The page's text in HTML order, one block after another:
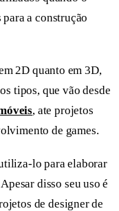
a construção
2D quanto em 3D,
tipos, que vão desde
, ate projetos
de games.
lo para elaborar
Apesar disso seu uso é
de designer de